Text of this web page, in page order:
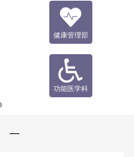
健康管理部
功能医学科